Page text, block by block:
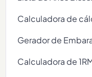
Calculadora de
Gerador de
Calculadora de